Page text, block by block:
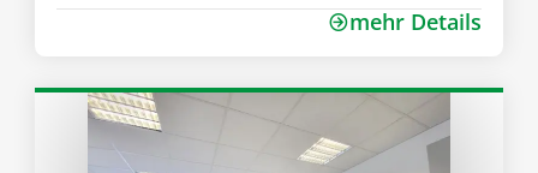
mehr Details